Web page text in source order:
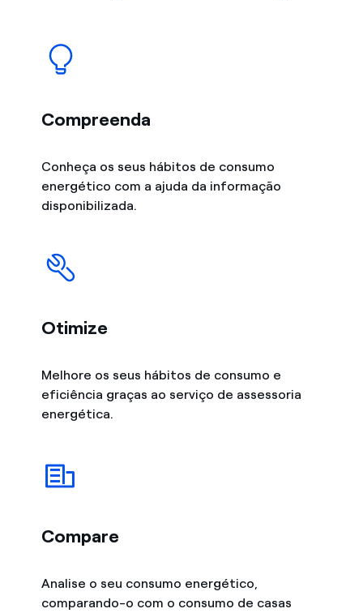
Compreenda
Conheça os seus hábitos de consumo
energético com a ajuda da informação
disponibilizada.
Otimize
Melhore os seus hábitos de consumo e
eficiência graças ao serviço de assessoria
energética.
Compare
Analise o seu consumo energético,
comparando-o com o consumo de casas